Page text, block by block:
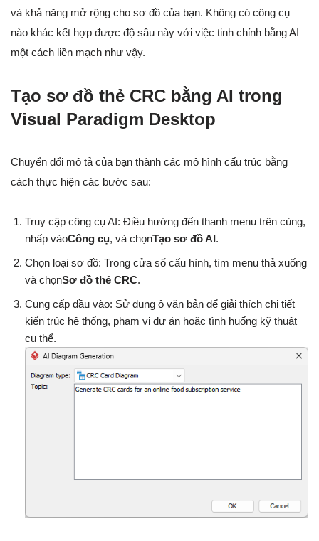
và khả năng mở rộng cho sơ đồ của bạn. Không có công cụ
nào khác kết hợp được độ sâu này với việc tinh chỉnh bằng AI
một cách liền mạch như vậy.
Tạo sơ đồ thẻ CRC bằng AI trong
Visual Paradigm Desktop
Chuyển đổi mô tả của bạn thành các mô hình cấu trúc bằng
cách thực hiện các bước sau:
Truy cập công cụ AI: Điều hướng đến thanh menu trên cùng,
nhấp vàoCông cụ, và chọnTạo sơ đồ AI.
Chọn loại sơ đồ: Trong cửa sổ cấu hình, tìm menu thả xuống
và chọnSơ đồ thẻ CRC.
Cung cấp đầu vào: Sử dụng ô văn bản để giải thích chi tiết
kiến trúc hệ thống, phạm vi dự án hoặc tình huống kỹ thuật
cụ thể.